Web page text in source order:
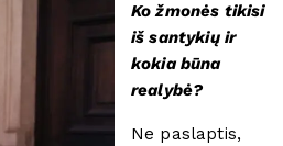
Ko žmonės tikisi
iš santykių ir
kokia būna
realybė?
Ne paslaptis,